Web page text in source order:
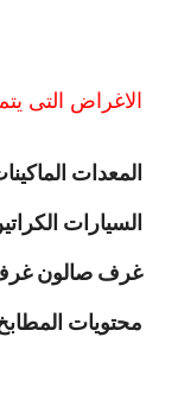
الاغراض التى
المعدات
السيارات
غرف صالون
محتويات